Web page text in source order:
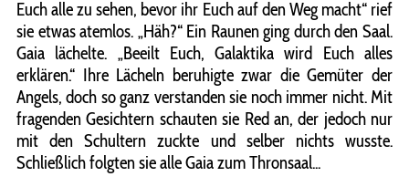
Euch alle zu sehen, bevor ihr Euch auf den Weg macht“ rief
sie etwas atemlos. „Häh?“ Ein Raunen ging durch den Saal.
Gaia lächelte. „Beeilt Euch, Galaktika wird Euch alles
erklären.“ Ihre Lächeln beruhigte zwar die Gemüter der
Angels, doch so ganz verstanden sie noch immer nicht. Mit
fragenden Gesichtern schauten sie Red an, der jedoch nur
mit den Schultern zuckte und selber nichts wusste.
Schließlich folgten sie alle Gaia zum Thronsaal...